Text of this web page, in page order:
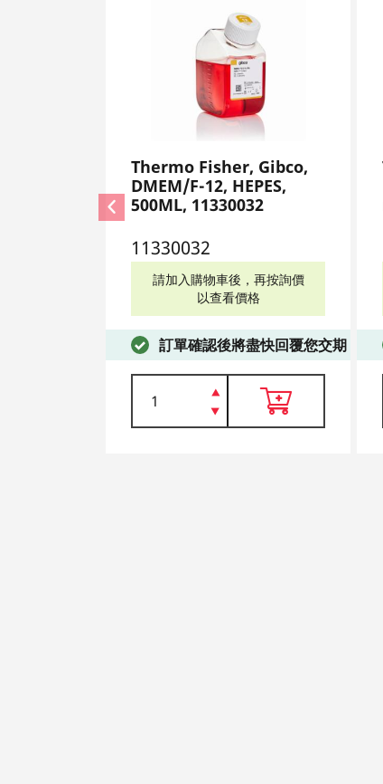
Thermo Fisher, Gibco,
DMEM/F-12, HEPES,
500ML, 11330032
11330032
請加入購物車後，再按詢價
以查看價格
訂單確認後將盡快回覆您交期